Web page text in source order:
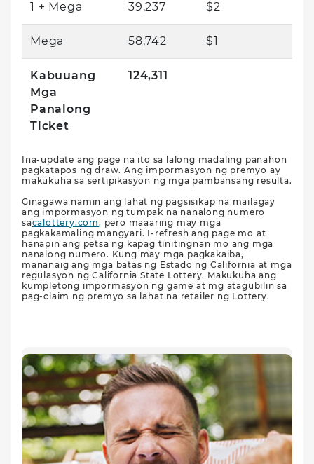
1 + Mega 39,237 $2
Mega 58,742 $1
Kabuuang
Mga
Panalong
Ticket
124,311
Ina-update ang page na ito sa lalong madaling panahon
pagkatapos ng draw. Ang impormasyon ng premyo ay
makukuha sa sertipikasyon ng mga pambansang resulta.
Ginagawa namin ang lahat ng pagsisikap na mailagay
ang impormasyon ng tumpak na nanalong numero
sacalottery.com, pero maaaring may mga
pagkakamaling mangyari. I-refresh ang page mo at
hanapin ang petsa ng kapag tinitingnan mo ang mga
nanalong numero. Kung may mga pagkakaiba,
mananaig ang mga batas ng Estado ng California at mga
regulasyon ng California State Lottery. Makukuha ang
kumpletong impormasyon ng game at mg atagubilin sa
pag-claim ng premyo sa lahat na retailer ng Lottery.